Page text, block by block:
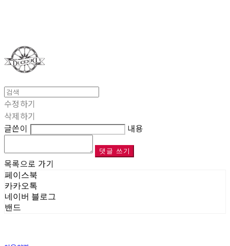
수정하기
삭제하기
글쓴이
내용
댓글 쓰기
목록으로 가기
페이스북
카카오톡
네이버 블로그
밴드